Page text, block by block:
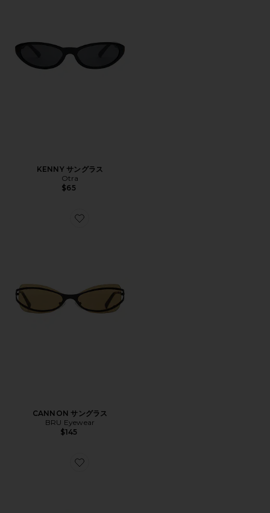
KENNY サングラス
Otra
$65
Favorite CANNON サングラス
CANNON サングラス
BRU Eyewear
$145
Favorite STEVIE サングラス